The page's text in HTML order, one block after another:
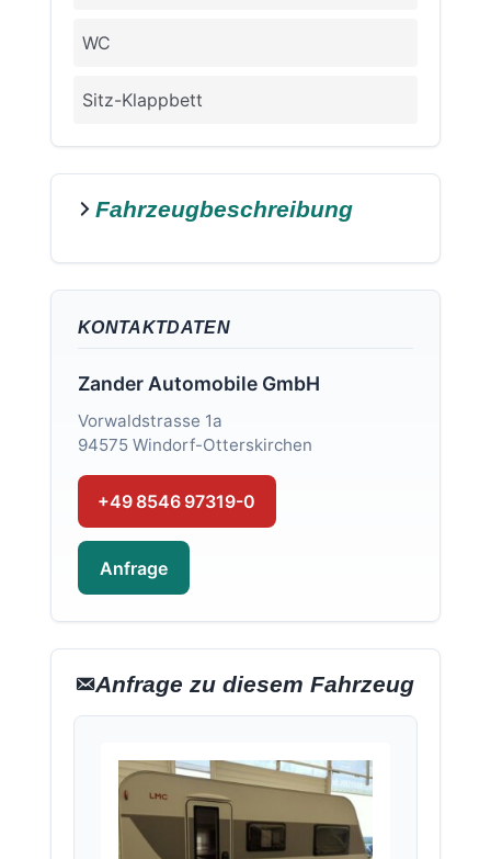
WC
Sitz-Klappbett
Fahrzeugbeschreibung
KONTAKTDATEN
Zander Automobile GmbH
Vorwaldstrasse 1a
94575 Windorf-Otterskirchen
+49 8546 97319-0
Anfrage
Anfrage zu diesem Fahrzeug